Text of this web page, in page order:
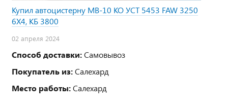
Купил автоцистерну МВ-10 КО УСТ 5453 FAW 3250
6Х4, КБ 3800
02 апреля 2024
Способ доставки:Самовывоз
Покупатель из:Салехард
Место работы:Салехард